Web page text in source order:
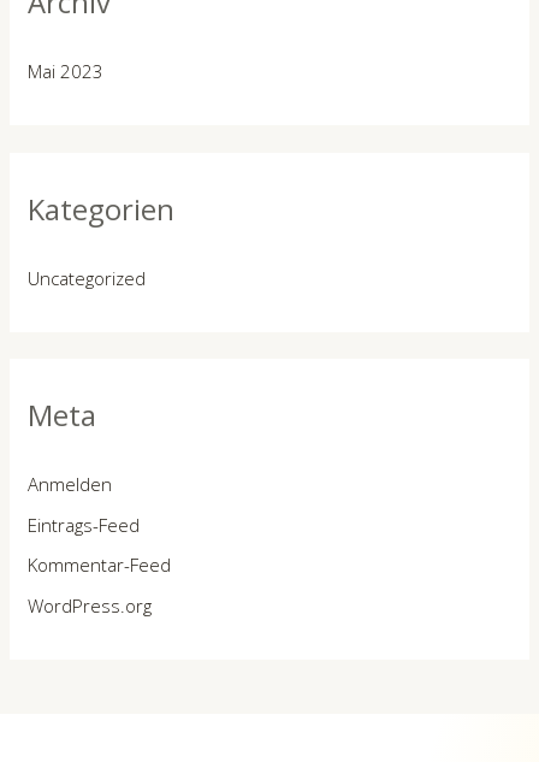
Mai 2023
Kategorien
Uncategorized
Meta
Anmelden
Eintrags-Feed
Kommentar-Feed
WordPress.org